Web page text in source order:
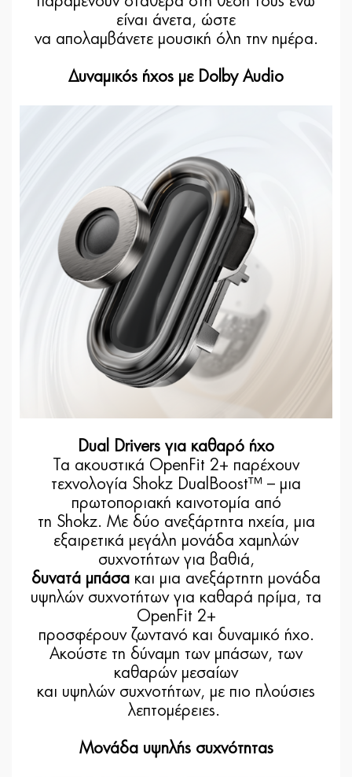
είναι άνετα, ώστε
να απολαμβάνετε μουσική όλη την ημέρα.
Δυναμικός ήχος με Dolby Audio
Dual Drivers για καθαρό ήχο
Τα ακουστικά OpenFit 2+ παρέχουν
τεχνολογία Shokz DualBoost™ – μια
πρωτοποριακή καινοτομία από
τη Shokz. Με δύο ανεξάρτητα ηχεία, μια
εξαιρετικά μεγάλη μονάδα χαμηλών
συχνοτήτων για βαθιά,
δυνατά μπάσα και μια ανεξάρτητη μονάδα
υψηλών συχνοτήτων για καθαρά πρίμα, τα
OpenFit 2+
προσφέρουν ζωντανό και δυναμικό ήχο.
Ακούστε τη δύναμη των μπάσων, των
καθαρών μεσαίων
και υψηλών συχνοτήτων, με πιο πλούσιες
λεπτομέρειες.
Μονάδα υψηλής συχνότητας